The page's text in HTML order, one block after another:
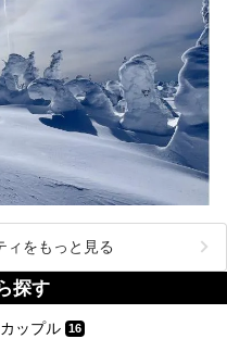
すめ温泉をご紹介します！
ィをもっと見る
探す
カップル 16